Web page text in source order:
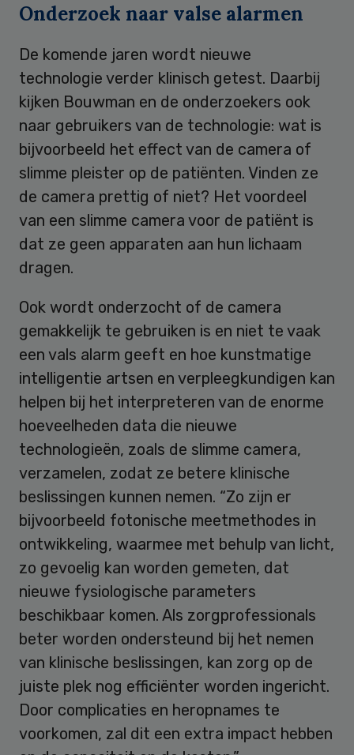
Onderzoek naar valse alarmen
De komende jaren wordt nieuwe
technologie verder klinisch getest. Daarbij
kijken Bouwman en de onderzoekers ook
naar gebruikers van de technologie: wat is
bijvoorbeeld het effect van de camera of
slimme pleister op de patiënten. Vinden ze
de camera prettig of niet? Het voordeel
van een slimme camera voor de patiënt is
dat ze geen apparaten aan hun lichaam
dragen.
Ook wordt onderzocht of de camera
gemakkelijk te gebruiken is en niet te vaak
een vals alarm geeft en hoe kunstmatige
intelligentie artsen en verpleegkundigen kan
helpen bij het interpreteren van de enorme
hoeveelheden data die nieuwe
technologieën, zoals de slimme camera,
verzamelen, zodat ze betere klinische
beslissingen kunnen nemen. “Zo zijn er
bijvoorbeeld fotonische meetmethodes in
ontwikkeling, waarmee met behulp van licht,
zo gevoelig kan worden gemeten, dat
nieuwe fysiologische parameters
beschikbaar komen. Als zorgprofessionals
beter worden ondersteund bij het nemen
van klinische beslissingen, kan zorg op de
juiste plek nog efficiënter worden ingericht.
Door complicaties en heropnames te
voorkomen, zal dit een extra impact hebben